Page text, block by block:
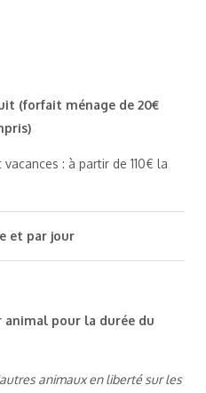
(forfait ménage de 20€
: à partir de 110€ la
et par jour
animal pour la durée du
animaux en liberté sur les